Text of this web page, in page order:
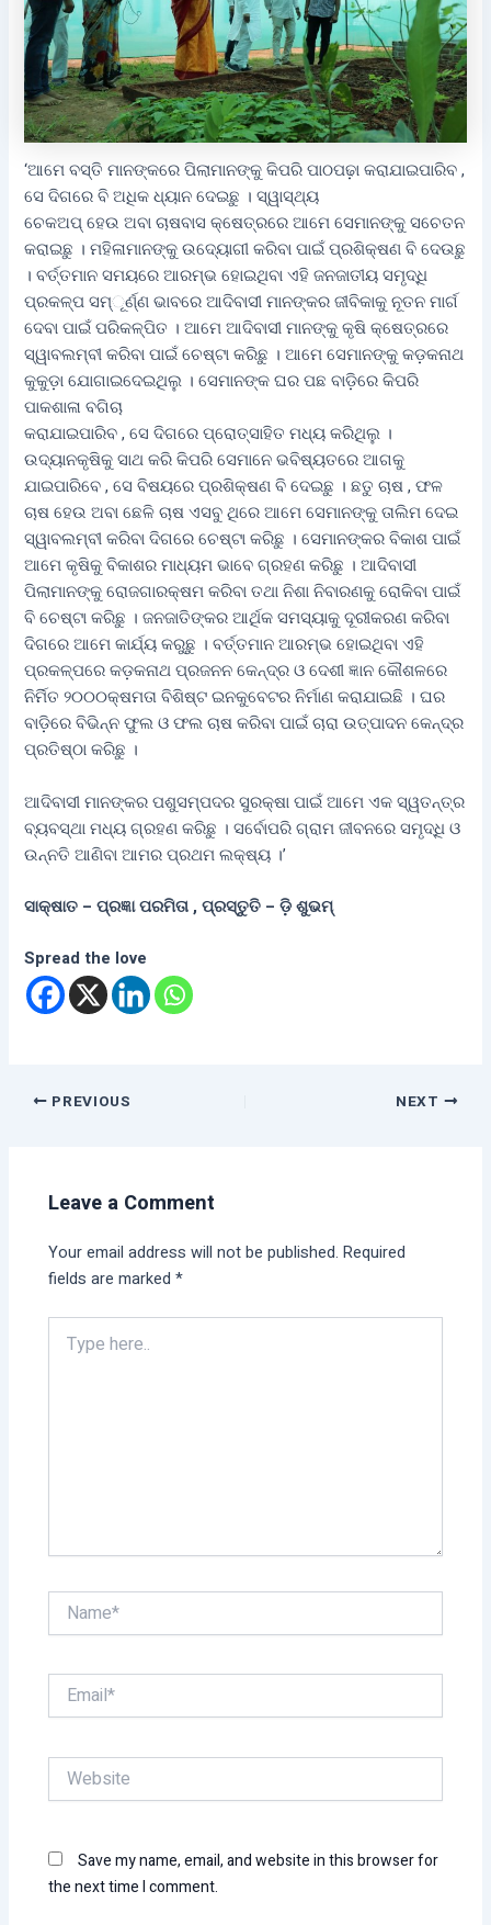
‘ଆମେ ବସ୍ତି ମାନଙ୍କରେ ପିଲାମାନଙ୍କୁ କିପରି ପାଠପଢ଼ା କରାଯାଇପାରିବ ,
ସେ ଦିଗରେ ବି ଅଧିକ ଧ୍ୟାନ ଦେଇଛୁ । ସ୍ୱାସ୍ଥ୍ୟ
ଚେକଅପ୍‌ ହେଉ ଅବା ଚାଷବାସ କ୍ଷେତ୍ରରେ ଆମେ ସେମାନଙ୍କୁ ସଚେତନ
କରାଇଛୁ । ମହିଳାମାନଙ୍କୁ ଉଦ୍ୟୋଗୀ କରିବା ପାଇଁ ପ୍ରଶିକ୍ଷଣ ବି ଦେଉଛୁ
। ବର୍ତ୍ତମାନ ସମୟରେ ଆରମ୍ଭ ହୋଇଥିବା ଏହି ଜନଜାତୀୟ ସମୃଦ୍ଧି
ପ୍ରକଳ୍ପ ସମ୍‌ୂର୍ଣ୍ଣ ଭାବରେ ଆଦିବାସୀ ମାନଙ୍କର ଜୀବିକାକୁ ନୂତନ ମାର୍ଗ
ଦେବା ପାଇଁ ପରିକଳ୍ପିତ । ଆମେ ଆଦିବାସୀ ମାନଙ୍କୁ କୃଷି କ୍ଷେତ୍ରରେ
ସ୍ୱାବଲମ୍ବୀ କରିବା ପାଇଁ ଚେଷ୍ଟା କରିଛୁ । ଆମେ ସେମାନଙ୍କୁ କଡ଼କନାଥ
କୁକୁଡ଼ା ଯୋଗାଇଦେଇଥିଲୁ । ସେମାନଙ୍କ ଘର ପଛ ବାଡ଼ିରେ କିପରି
ପାକଶାଳା ବଗିଚା
କରାଯାଇପାରିବ , ସେ ଦିଗରେ ପ୍ରୋତ୍ସାହିତ ମଧ୍ୟ କରିଥିଲୁ ।
ଉଦ୍ୟାନକୃଷିକୁ ସାଥ କରି କିପରି ସେମାନେ ଭବିଷ୍ୟତରେ ଆଗକୁ
ଯାଇପାରିବେ , ସେ ବିଷୟରେ ପ୍ରଶିକ୍ଷଣ ବି ଦେଇଛୁ । ଛତୁ ଚାଷ , ଫଳ
ଚାଷ ହେଉ ଅବା ଛେଳି ଚାଷ ଏସବୁ ଥିରେ ଆମେ ସେମାନଙ୍କୁ ତାଲିମ ଦେଇ
ସ୍ୱାବଲମ୍ବୀ କରିବା ଦିଗରେ ଚେଷ୍ଟା କରିଛୁ । ସେମାନଙ୍କର ବିକାଶ ପାଇଁ
ଆମେ କୃଷିକୁ ବିକାଶର ମାଧ୍ୟମ ଭାବେ ଗ୍ରହଣ କରିଛୁ । ଆଦିବାସୀ
ପିଲାମାନଙ୍କୁ ରୋଜଗାରକ୍ଷମ କରିବା ତଥା ନିଶା ନିବାରଣକୁ ରୋକିବା ପାଇଁ
ବି ଚେଷ୍ଟା କରିଛୁ । ଜନଜାତିଙ୍କର ଆର୍ଥିକ ସମସ୍ୟାକୁ ଦୂରୀକରଣ କରିବା
ଦିଗରେ ଆମେ କାର୍ଯ୍ୟ କରୁଛୁ । ବର୍ତ୍ତମାନ ଆରମ୍ଭ ହୋଇଥିବା ଏହି
ପ୍ରକଳ୍ପରେ କଡ଼କନାଥ ପ୍ରଜନନ କେନ୍ଦ୍ର ଓ ଦେଶୀ ଜ୍ଞାନ କୌଶଳରେ
ନିର୍ମିତ ୨୦୦୦କ୍ଷମତା ବିଶିଷ୍ଟ ଇନକୁବେଟର ନିର୍ମାଣ କରାଯାଇଛି । ଘର
ବାଡ଼ିରେ ବିଭିନ୍ନ ଫୁଲ ଓ ଫଲ ଚାଷ କରିବା ପାଇଁ ଚାରା ଉତ୍ପାଦନ କେନ୍ଦ୍ର
ପ୍ରତିଷ୍ଠା କରିଛୁ ।
ଆଦିବାସୀ ମାନଙ୍କର ପଶୁସମ୍ପଦର ସୁରକ୍ଷା ପାଇଁ ଆମେ ଏକ ସ୍ୱତନ୍ତ୍ର
ବ୍ୟବସ୍ଥା ମଧ୍ୟ ଗ୍ରହଣ କରିଛୁ । ସର୍ବୋପରି ଗ୍ରାମ ଜୀବନରେ ସମୃଦ୍ଧି ଓ
ଉନ୍ନତି ଆଣିବା ଆମର ପ୍ରଥମ ଲକ୍ଷ୍ୟ ।’
ସାକ୍ଷାତ – ପ୍ରଜ୍ଞା ପରମିତା , ପ୍ରସ୍ତୁତି – ଡ଼ି ଶୁଭମ୍‌
Spread the love
PREVIOUS NEXT
Leave a Comment
Your email address will not be published. Required
fields are marked*
Type
here..
Name*
Email*
Website
Save my name, email, and website in this browser for
the next time I comment.